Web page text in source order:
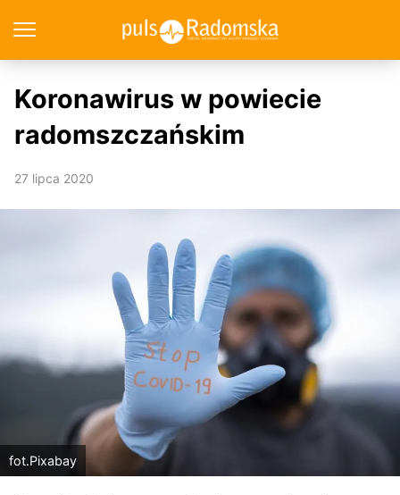
Koronawirus w powiecie
radomszczańskim
27 lipca 2020
fot.Pixabay